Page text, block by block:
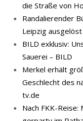
die Straße von
Randalierender
Leipzig
BILD exklusiv:
Sauerei – BILD
Merkel erhält
Geschlecht des
tv.de
Nach FKK-​